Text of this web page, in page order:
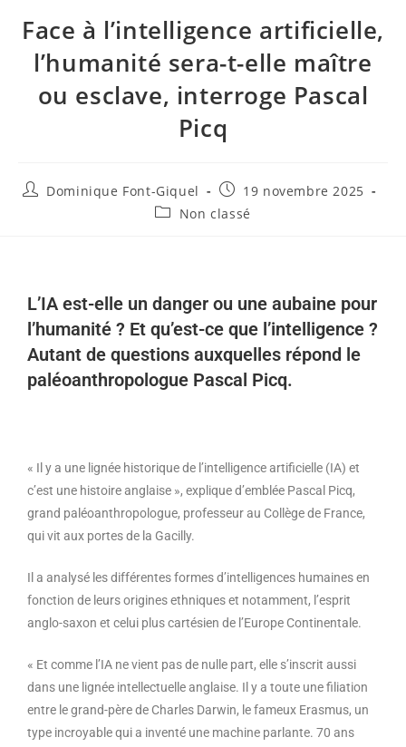
Face à l’intelligence artificielle,
l’humanité sera-t-elle maître
ou esclave, interroge Pascal
Picq
Dominique Font-Giquel
19 novembre 2025
Non classé
L’IA est-elle un danger ou une aubaine pour
l’humanité ? Et qu’est-ce que l’intelligence ?
Autant de questions auxquelles répond le
paléoanthropologue Pascal Picq.
« Il y a une lignée historique de l’intelligence artificielle (IA) et
c’est une histoire anglaise », explique d’emblée Pascal Picq,
grand paléoanthropologue, professeur au Collège de France,
qui vit aux portes de la Gacilly.
Il a analysé les différentes formes d’intelligences humaines en
fonction de leurs origines ethniques et notamment, l’esprit
anglo-saxon et celui plus cartésien de l’Europe Continentale.
« Et comme l’IA ne vient pas de nulle part, elle s’inscrit aussi
dans une lignée intellectuelle anglaise. Il y a toute une filiation
entre le grand-père de Charles Darwin, le fameux Erasmus, un
type incroyable qui a inventé une machine parlante. 70 ans